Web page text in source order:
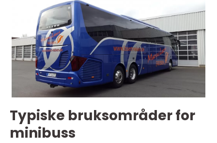
Typiske bruksområder for
minibuss